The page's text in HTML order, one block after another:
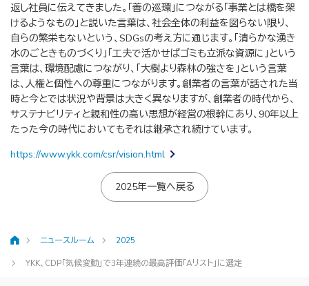
返し社員に伝えてきました。「善の巡環」につながる「事業とは橋を架
けるようなもの」と説いた言葉は、社会全体の利益を図らない限り、
自らの繁栄もないという、SDGsの考え方に通じます。「清らかな湧き
水のごときものづくり」「工夫で活かせばゴミも立派な資源に」という
言葉は、環境配慮につながり、「大樹より森林の強さを」という言葉
は、人権と個性への尊重につながります。創業者の言葉が話された当
時と今とでは状況や背景は大きく異なりますが、創業者の時代から、
サステナビリティと親和性の高い思想が経営の根幹にあり、90年以上
たった今の時代においてもそれは継承され続けています。
https://www.ykk.com/csr/vision.html
2025年一覧へ戻る
ホームニュースルーム 2025
YKK、CDP「気候変動」で3年連続の最高評価「Aリスト」に選定